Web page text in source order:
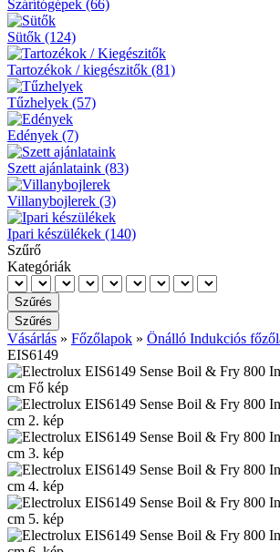
Szárítógépek (66)
Sütők (124)
Tartozékok / kiegészitők (81)
Tűzhelyek (57)
Edények (7)
Szett ajánlataink (83)
Villanybojlerek (3)
Ipari készülékek (140)
Szűrő
Kategóriák
Vásárlás » Főzőlapok » Önálló Indukciós
EIS6149